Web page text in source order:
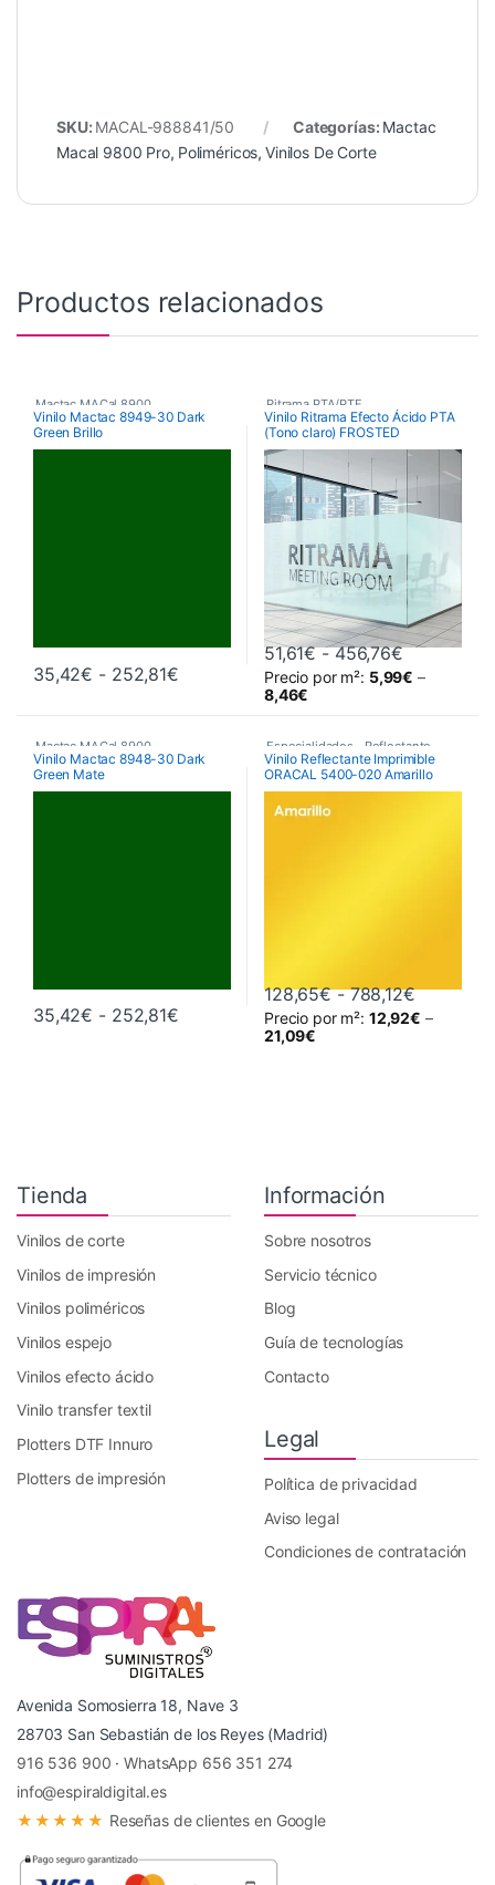
SKU: MACAL-988841/50 Categorías: Mactac
Macal 9800 Pro, Poliméricos, Vinilos De Corte
Productos relacionados
Mactac MACal 8900
Monoméricos
Vinilo Mactac 8949-30 Dark
Green Brillo
35,42€ - 252,81€Rango de precios: desde 35,42€
Este producto tiene múltiples variantes. Las opciones se
Ritrama PTA/PTF
Vinilos De Corte,
Vinilos Efecto Ácido
Vinilos para decoración de
cristales
Vinilo Ritrama Efecto Ácido PTA
(Tono claro) FROSTED
51,61€ - 456,76€Rango de
Precio por m²: 5,99€ –
8,46€
Este producto tiene múltiples
Mactac MACal 8900
Monoméricos
Vinilo Mactac 8948-30 Dark
Green Mate
35,42€ - 252,81€Rango de precios: desde 35,42€
Este producto tiene múltiples variantes. Las opciones se
Especialidades Reflectante
Vinilos De Corte
Vinilo Reflectante Imprimible
ORACAL 5400-020 Amarillo
128,65€ - 788,12€Rango
Precio por m²: 12,92€ –
21,09€
Este producto tiene múltiples
Tienda
Vinilos de corte
Vinilos de impresión
Vinilos poliméricos
Vinilos espejo
Vinilos efecto ácido
Vinilo transfer textil
Plotters DTF Innuro
Plotters de impresión
Información
Sobre nosotros
Servicio técnico
Blog
Guía de tecnologías
Contacto
Legal
Política de privacidad
Aviso legal
Condiciones de contratación
Avenida Somosierra 18, Nave 3
28703 San Sebastián de los Reyes (Madrid)
916 536 900 ·WhatsApp 656 351 274
info@espiraldigital.es
★★★★★ Reseñas de clientes en Google